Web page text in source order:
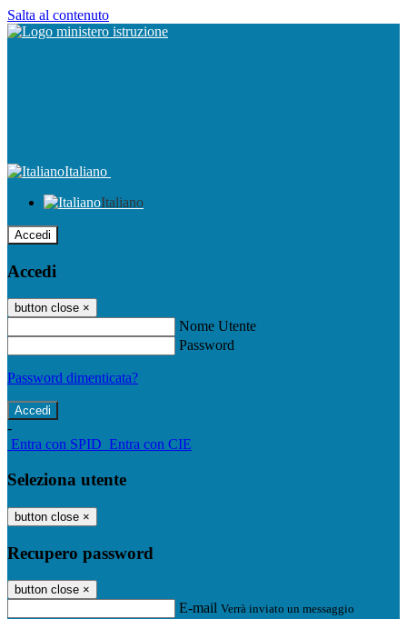
Salta al contenuto
Italiano
Italiano
Accedi
Accedi
button close ×
Nome Utente
Password
Password dimenticata?
-
Entra con SPID Entra con CIE
Seleziona utente
button close ×
Recupero password
button close ×
E-mail Verrà inviato un messaggio